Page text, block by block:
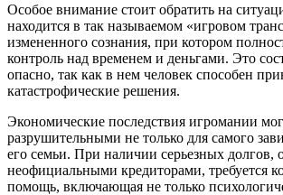
Особое внимание стоит обратить на
находится в так называемом «игровом
измененного сознания, при котором
контроль над временем и деньгами. Это
опасно, так как в нем человек способен
катастрофические решения.
Экономические последствия игромании
разрушительными не только для самого
его семьи. При наличии серьезных долгов,
неофициальными кредиторами, требуется
помощь, включающая не только